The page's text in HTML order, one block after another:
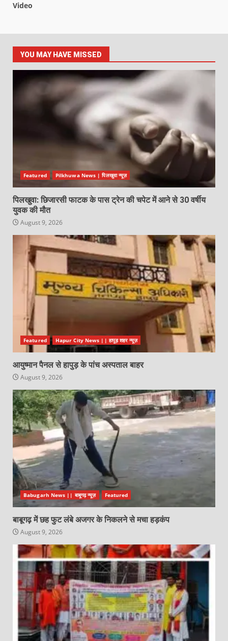
Video
YOU MAY HAVE MISSED
Featured Pilkhuwa News | पिलखुवा न्यूज़
पिलखुवा: छिजारसी फाटक के पास ट्रेन की चपेट में आने से 30 वर्षीय
युवक की मौत
August 9, 2026
Featured Hapur City News || हापुड़ शहर न्यूज़
आयुष्मान पैनल से हापुड़ के पांच अस्पताल बाहर
August 9, 2026
Babugarh News || बाबूगढ़ न्यूज़ Featured
बाबूगढ़ में छह फुट लंबे अजगर के निकलने से मचा हड़कंप
August 9, 2026